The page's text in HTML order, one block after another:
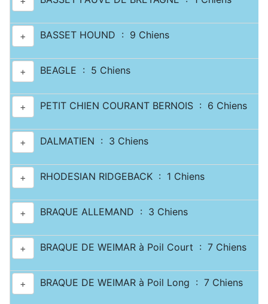
+ BASSET HOUND : 9 Chiens
+ BEAGLE : 5 Chiens
+ PETIT CHIEN COURANT BERNOIS : 6 Chiens
+ DALMATIEN : 3 Chiens
+ RHODESIAN RIDGEBACK : 1 Chiens
+ BRAQUE ALLEMAND : 3 Chiens
+ BRAQUE DE WEIMAR à Poil Court : 7 Chiens
+ BRAQUE DE WEIMAR à Poil Long : 7 Chiens